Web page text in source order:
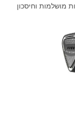
מושלמות וחיסכון